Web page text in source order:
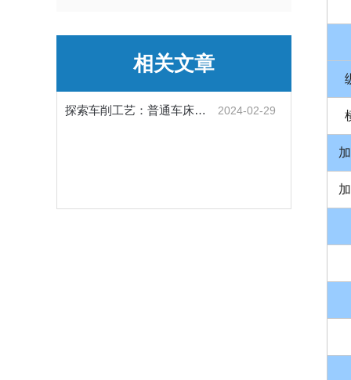
相关文章
探索车削工艺：普通车床的操作与技巧 2024-02-29